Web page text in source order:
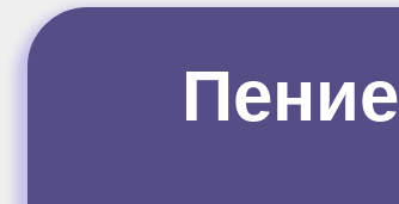
Пение